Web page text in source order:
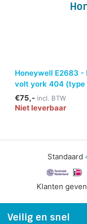
Honeywell E2683
volt york 404 (type
€75,- incl. BTW
Niet leverbaar
Standaard
Klanten
Veilig en snel